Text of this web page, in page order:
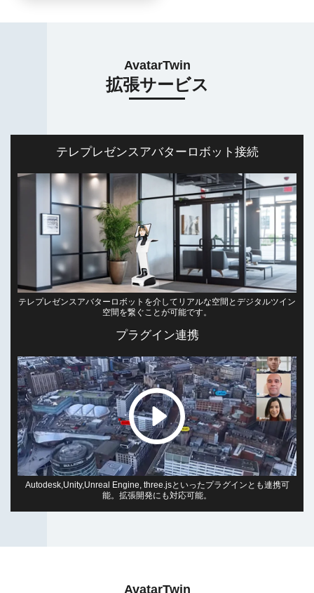
AvatarTwin
拡張サービス
テレプレゼンスアバターロボット接続
テレプレゼンスアバターロボットを介してリアルな空間とデジタルツイン
空間を繋ぐことが可能です。
プラグイン連携
Autodesk,Unity,Unreal Engine, three.jsといったプラグインとも連携可
能。拡張開発にも対応可能。
AvatarTwin